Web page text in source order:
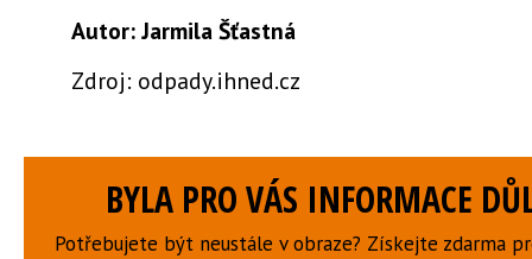
Autor: Jarmila Šťastná
Zdroj: odpady.ihned.cz
BYLA PRO VÁS INFORMACE
Potřebujete být neustále v obraze? Získejte zdarma